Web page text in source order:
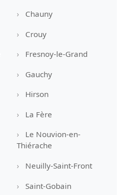
Chauny
Crouy
Fresnoy-le-Grand
Gauchy
Hirson
La Fère
Le Nouvion-en-
Thiérache
Neuilly-Saint-Front
Saint-Gobain